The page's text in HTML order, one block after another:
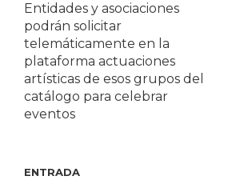
Entidades y asociaciones
podrán solicitar
telemáticamente en la
plataforma actuaciones
artísticas de esos grupos del
catálogo para celebrar
eventos
ENTRADA